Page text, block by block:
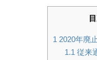
1 2020年廃
1.1 従来